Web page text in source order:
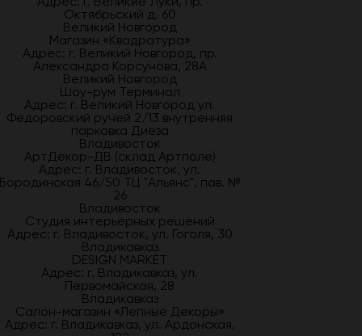
Октябрьский д. 60
Великий Новгород
Магазин «Квадратура»
Адрес: г. Великий Новгород, пр.
Александра Корсунова, 28А
Великий Новгород
Шоу-рум Терминал
Адрес: г. Великий Новгород ул.
Федоровский ручей 2/13 внутренняя
парковка Диеза
Владивосток
АртДекор-ДВ (склад Артполе)
Адрес: г. Владивосток, ул.
46/50 ТЦ "Альянс", пав. №
26
Владивосток
Студия интерьерных решений
Адрес: г. Владивосток, ул. Гоголя, 30
Владикавказ
DESIGN MARKET
Адрес: г. Владикавказ, ул.
Первомайская, 28
Владикавказ
Салон-магазин «Лепные Декоры»
Адрес: г. Владикавказ, ул. Ардонская,